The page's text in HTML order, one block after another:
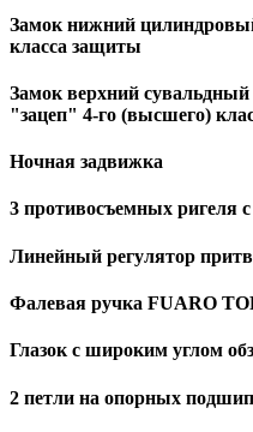
Замок нижний
класса защиты
Замок верхний
"зацеп" 4-го (высшего)
Ночная задвижка
3 противосъемных ригеля с
Линейный регулятор
Фалевая ручка FUARO
Глазок с широким углом
2 петли на опорных